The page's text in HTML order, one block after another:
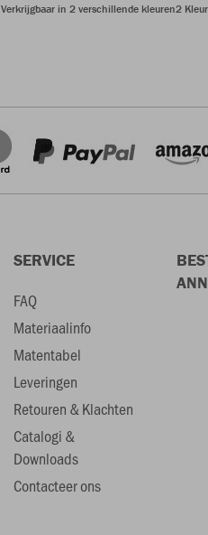
Verkrijgbaar in 2 verschillende kleuren2
SERVICE
FAQ
Materiaalinfo
Matentabel
Leveringen
Retouren & Klachten
Catalogi &
Downloads
Contacteer ons